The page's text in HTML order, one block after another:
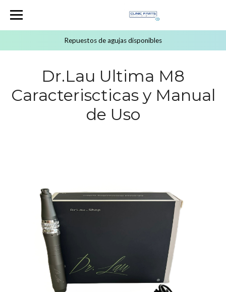
Repuestos de agujas disponibles
Dr.Lau Ultima M8
Caracteriscticas y Manual
de Uso